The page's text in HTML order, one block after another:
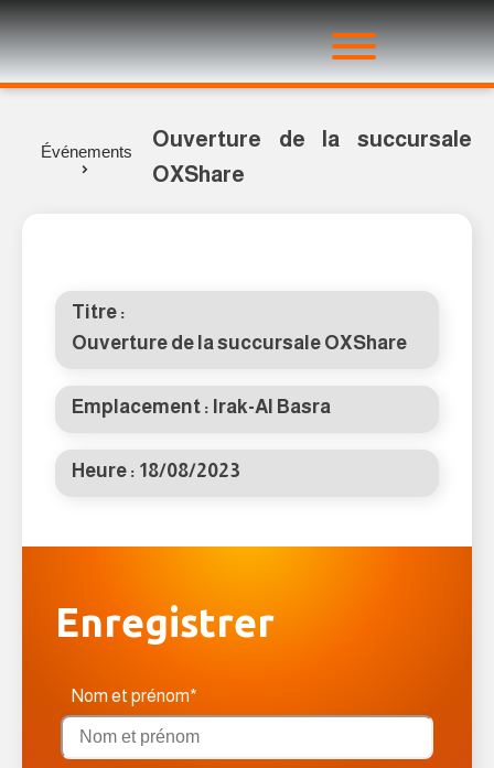
Événements
Ouverture de la succursale
OXShare
Titre :
Ouverture de la succursale OXShare
Emplacement : Irak-Al Basra
Heure : 18/08/2023
Enregistrer
Nom et prénom*